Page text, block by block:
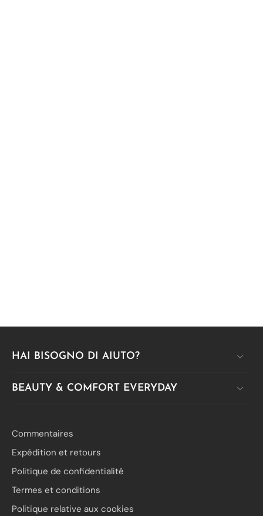
HAI BISOGNO DI AIUTO?
BEAUTY & COMFORT EVERYDAY
Commentaires
Expédition et retours
Politique de confidentialité
Termes et conditions
Politique relative aux cookies